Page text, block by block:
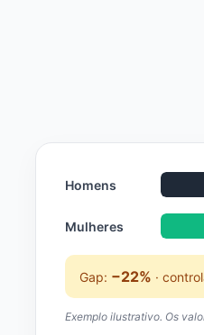
Homens
Mulheres
Gap: −22% ·
Exemplo ilustrativo. Os